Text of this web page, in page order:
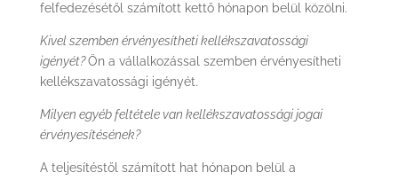
felfedezésétől számított kettő hónapon belül közölni.
Kivel szemben érvényesítheti kellékszavatossági
igényét?Ön a vállalkozással szemben érvényesítheti
kellékszavatossági igényét.
Milyen egyéb feltétele van kellékszavatossági jogai
érvényesítésének?
A teljesítéstől számított hat hónapon belül a